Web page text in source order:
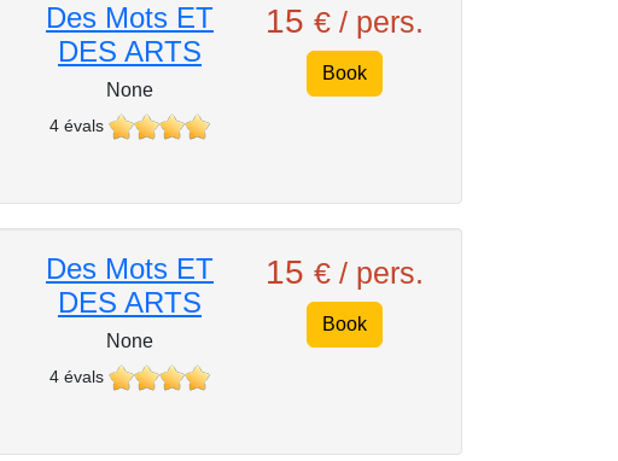
Des Mots ET
DES ARTS
None
4 évals
15€ / pers.
Book
Des Mots ET
DES ARTS
None
4 évals
15€ / pers.
Book